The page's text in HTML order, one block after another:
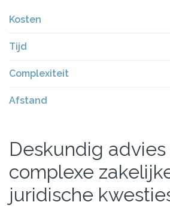
Kosten
Tijd
Complexiteit
Afstand
Deskundig advies
complexe
juridische